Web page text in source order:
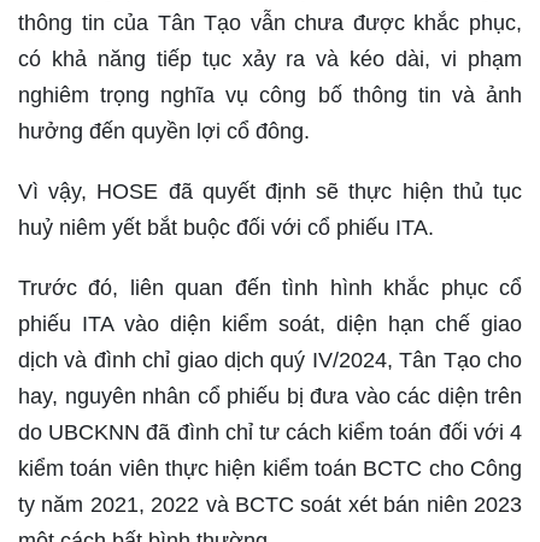
thông tin của Tân Tạo vẫn chưa được khắc phục,
có khả năng tiếp tục xảy ra và kéo dài, vi phạm
nghiêm trọng nghĩa vụ công bố thông tin và ảnh
hưởng đến quyền lợi cổ đông.
Vì vậy, HOSE đã quyết định sẽ thực hiện thủ tục
huỷ niêm yết bắt buộc đối với cổ phiếu ITA.
Trước đó, liên quan đến tình hình khắc phục cổ
phiếu ITA vào diện kiểm soát, diện hạn chế giao
dịch và đình chỉ giao dịch quý IV/2024, Tân Tạo cho
hay, nguyên nhân cổ phiếu bị đưa vào các diện trên
do UBCKNN đã đình chỉ tư cách kiểm toán đối với 4
kiểm toán viên thực hiện kiểm toán BCTC cho Công
ty năm 2021, 2022 và BCTC soát xét bán niên 2023